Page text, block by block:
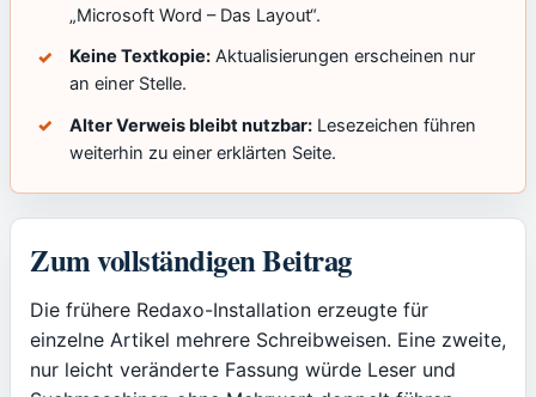
„Microsoft Word – Das Layout“.
Keine Textkopie:Aktualisierungen erscheinen nur
an einer Stelle.
Alter Verweis bleibt nutzbar:Lesezeichen führen
weiterhin zu einer erklärten Seite.
Zum vollständigen Beitrag
Die frühere Redaxo-Installation erzeugte für
einzelne Artikel mehrere Schreibweisen. Eine zweite,
nur leicht veränderte Fassung würde Leser und